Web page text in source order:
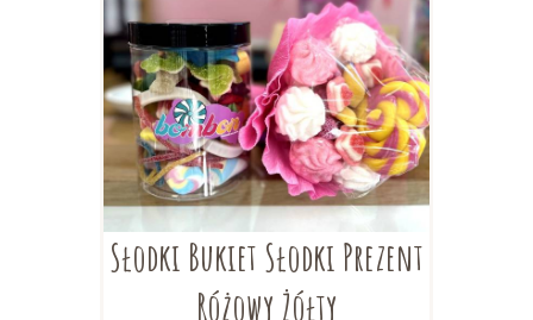
Słodki Bukiet Słodki Prezent
Różowy Żółty